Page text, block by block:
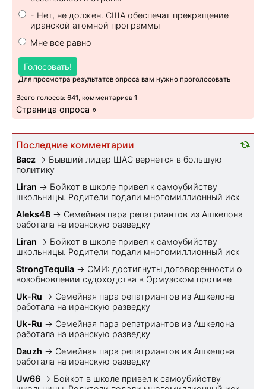
- Нет, не должен. США обеспечат прекращение
иранской атомной программы
Мне все равно
Голосовать!
Для просмотра результатов опроса вам нужно проголосовать
Всего голосов: 641, комментариев 1
Страница опроса »
Последние комментарии
Bacz → Бывший лидер ШАС вернется в большую
политику
Liran → Бойкот в школе привел к самоубийству
школьницы. Родители подали многомиллионный иск
Aleks48 → Семейная пара репатриантов из Ашкелона
работала на иранскую разведку
Liran → Бойкот в школе привел к самоубийству
школьницы. Родители подали многомиллионный иск
StrongTequila → СМИ: достигнуты договоренности о
возобновлении судоходства в Ормузском проливе
Uk-Ru → Семейная пара репатриантов из Ашкелона
работала на иранскую разведку
Uk-Ru → Семейная пара репатриантов из Ашкелона
работала на иранскую разведку
Dauzh → Семейная пара репатриантов из Ашкелона
работала на иранскую разведку
Uw66 → Бойкот в школе привел к самоубийству